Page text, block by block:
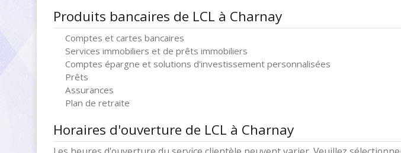
Produits bancaires de LCL à Charnay
Comptes et cartes bancaires
Services immobiliers et de prêts immobiliers
Comptes épargne et solutions d'investissement personnalisées
Prêts
Assurances
Plan de retraite
Horaires d'ouverture de LCL à Charnay